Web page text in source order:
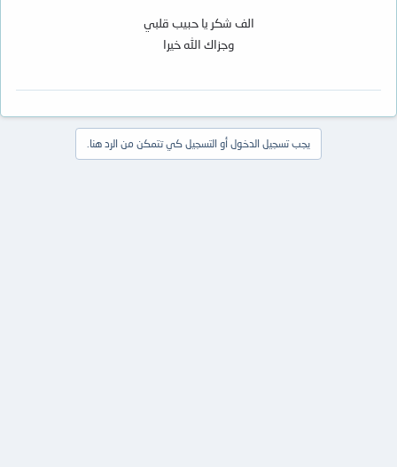
الف شكر يا حبيب قلبي
وجزاك الله خيرا
يجب تسجيل الدخول أو التسجيل كي تتمكن من الرد هنا.